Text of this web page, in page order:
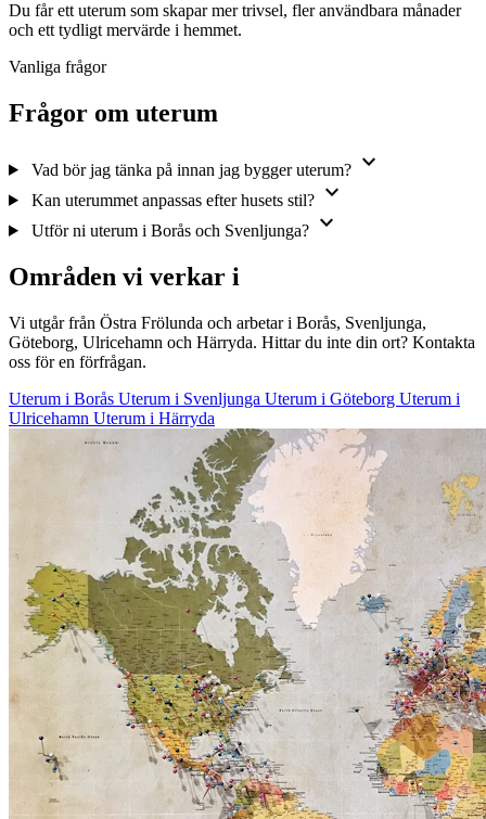
Du får ett uterum som skapar mer trivsel, fler användbara månader
och ett tydligt mervärde i hemmet.
Vanliga frågor
Frågor om uterum
Vad bör jag tänka på innan jag bygger uterum? expand_more
Kan uterummet anpassas efter husets stil? expand_more
Utför ni uterum i Borås och Svenljunga? expand_more
Områden vi verkar i
Vi utgår från Östra Frölunda och arbetar i Borås, Svenljunga,
Göteborg, Ulricehamn och Härryda. Hittar du inte din ort? Kontakta
oss för en förfrågan.
Uterum i Borås Uterum i Svenljunga Uterum i Göteborg Uterum i
Ulricehamn Uterum i Härryda